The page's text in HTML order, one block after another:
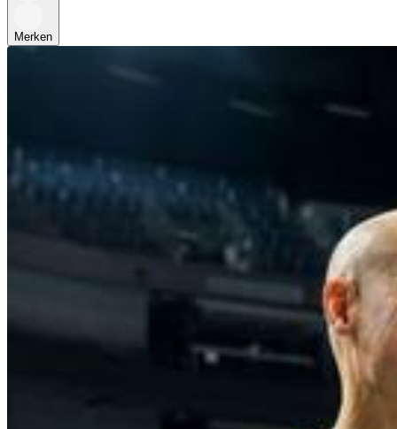
Merken